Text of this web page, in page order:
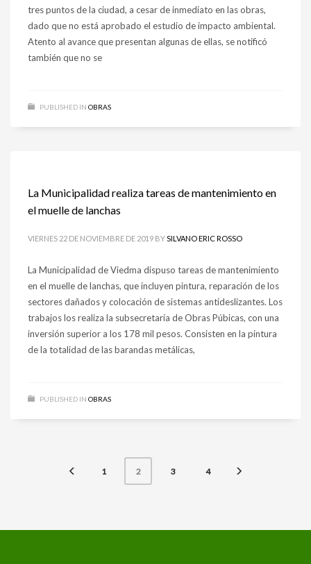
tres puntos de la ciudad, a cesar de inmediato en las obras,
dado que no está aprobado el estudio de impacto ambiental.
Atento al avance que presentan algunas de ellas, se notificó
también que no se
PUBLISHED IN OBRAS
La Municipalidad realiza tareas de mantenimiento en
el muelle de lanchas
VIERNES 22 DE NOVIEMBRE DE 2019 BYSILVANO ERIC ROSSO
La Municipalidad de Viedma dispuso tareas de mantenimiento
en el muelle de lanchas, que incluyen pintura, reparación de los
sectores dañados y colocación de sistemas antideslizantes. Los
trabajos los realiza la subsecretaría de Obras Púbicas, con una
inversión superior a los 178 mil pesos. Consisten en la pintura
de la totalidad de las barandas metálicas,
PUBLISHED IN OBRAS
1 2 3 4